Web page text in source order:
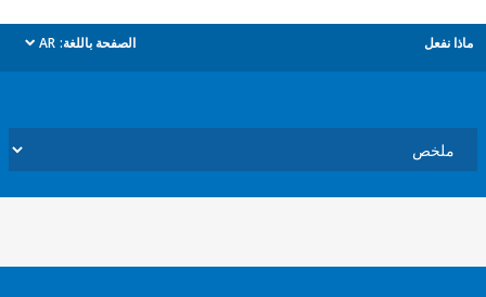
الصفحة باللغة: AR
dropdown